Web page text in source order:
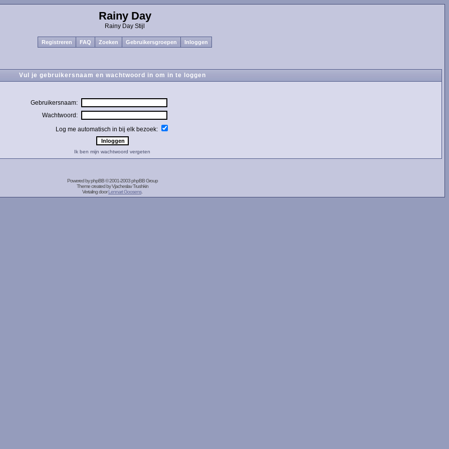
Rainy Day
Rainy Day Stijl
Registreren FAQ Zoeken Gebruikersgroepen Inloggen
Vul je gebruikersnaam en wachtwoord in om in te loggen
Gebruikersnaam:
Wachtwoord:
Log me automatisch in bij elk bezoek:
Ik ben mijn wachtwoord vergeten
Powered byphpBB© 2001-2003 phpBB Group
Theme created byVjacheslav Trushkin
Vertaling doorLennart Goosens.